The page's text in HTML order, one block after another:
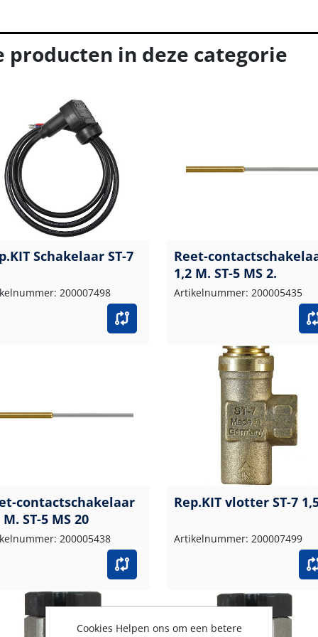
producten in deze categorie
Schakelaar ST-7
200007498
Reet-
1,2 M. ST-5 MS 2.
Artikelnummer: 200005435
contactschakelaar
M. ST-5 MS 20
200005438
Rep.KIT vlotter ST-7
Artikelnummer: 200007499
Cookies Helpen ons om een betere